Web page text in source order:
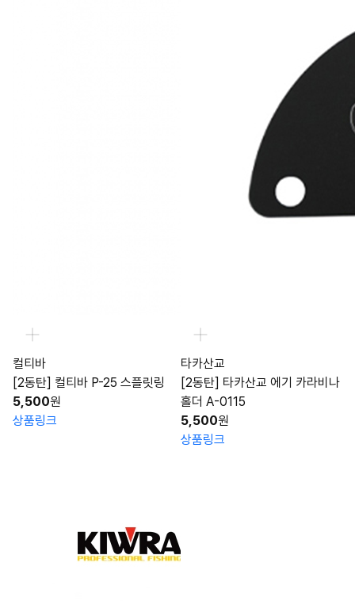
컬티바
[2동탄] 컬티바 P-25 스플릿링
5,500원
상품링크
타카산교
[2동탄] 타카산교 에기 카라비나
홀더 A-0115
5,500원
상품링크